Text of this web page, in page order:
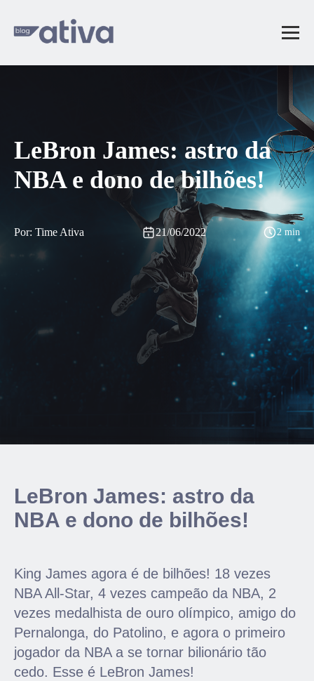
LeBron James: astro da
NBA e dono de bilhões!
Por: Time Ativa 21/06/2022 2 min
LeBron James: astro da
NBA e dono de bilhões!
King James agora é de bilhões! 18 vezes
NBA All-Star, 4 vezes campeão da NBA, 2
vezes medalhista de ouro olímpico, amigo do
Pernalonga, do Patolino, e agora o primeiro
jogador da NBA a se tornar bilionário tão
cedo. Esse é LeBron James!